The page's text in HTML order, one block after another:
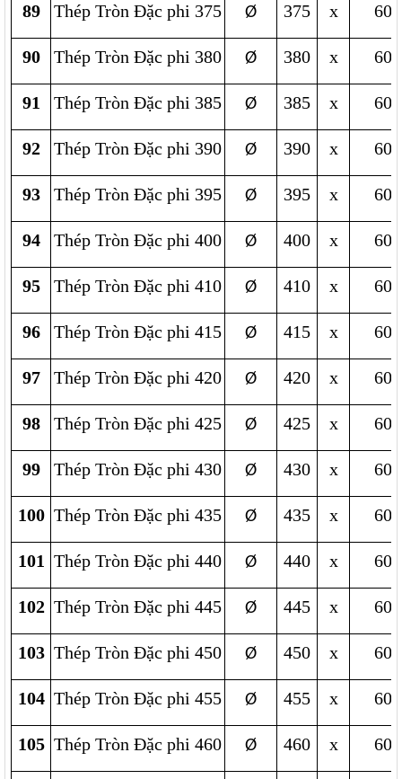
89 Thép Tròn Đặc phi 375 Ø 375 x
90 Thép Tròn Đặc phi 380 Ø 380 x
91 Thép Tròn Đặc phi 385 Ø 385 x
92 Thép Tròn Đặc phi 390 Ø 390 x
93 Thép Tròn Đặc phi 395 Ø 395 x
94 Thép Tròn Đặc phi 400 Ø 400 x
95 Thép Tròn Đặc phi 410 Ø 410 x
96 Thép Tròn Đặc phi 415 Ø 415 x
97 Thép Tròn Đặc phi 420 Ø 420 x
98 Thép Tròn Đặc phi 425 Ø 425 x
99 Thép Tròn Đặc phi 430 Ø 430 x
100 Thép Tròn Đặc phi 435 Ø 435 x
101 Thép Tròn Đặc phi 440 Ø 440 x
102 Thép Tròn Đặc phi 445 Ø 445 x
103 Thép Tròn Đặc phi 450 Ø 450 x
104 Thép Tròn Đặc phi 455 Ø 455 x
105 Thép Tròn Đặc phi 460 Ø 460 x